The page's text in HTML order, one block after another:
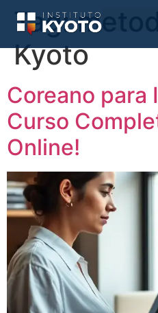
Tag:
Kyoto
Coreano para
Curso
Online!